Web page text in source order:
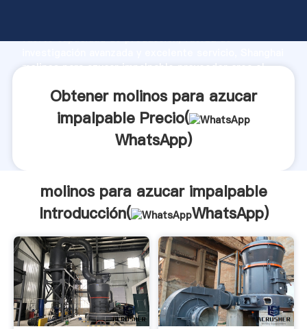
fuerte capacidad de producción, fuerza de
molinos para azucar impalpable proveedor crea el
Obtener molinos para azucar
impalpable Precio(
WhatsApp)
molinos para azucar impalpable
Introducción(
WhatsApp)